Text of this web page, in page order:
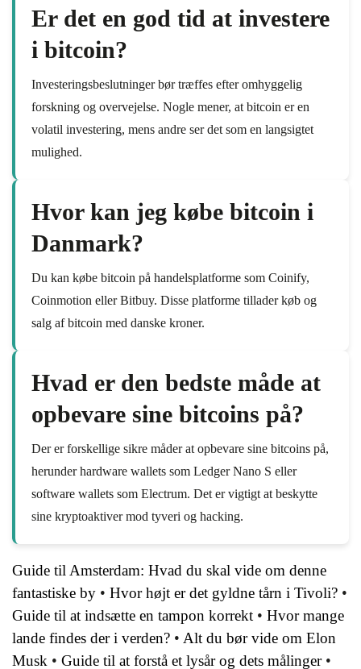
Er det en god tid at investere
i bitcoin?
Investeringsbeslutninger bør træffes efter omhyggelig
forskning og overvejelse. Nogle mener, at bitcoin er en
volatil investering, mens andre ser det som en langsigtet
mulighed.
Hvor kan jeg købe bitcoin i
Danmark?
Du kan købe bitcoin på handelsplatforme som Coinify,
Coinmotion eller Bitbuy. Disse platforme tillader køb og
salg af bitcoin med danske kroner.
Hvad er den bedste måde at
opbevare sine bitcoins på?
Der er forskellige sikre måder at opbevare sine bitcoins på,
herunder hardware wallets som Ledger Nano S eller
software wallets som Electrum. Det er vigtigt at beskytte
sine kryptoaktiver mod tyveri og hacking.
Guide til Amsterdam: Hvad du skal vide om denne
fantastiske by • Hvor højt er det gyldne tårn i Tivoli? •
Guide til at indsætte en tampon korrekt • Hvor mange
lande findes der i verden? • Alt du bør vide om Elon
Musk • Guide til at forstå et lysår og dets målinger•